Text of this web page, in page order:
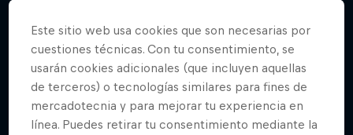
Más contenidos similares
Este sitio web usa cookies que son necesarias por
cuestiones técnicas. Con tu consentimiento, se
usarán cookies adicionales (que incluyen aquellas
de terceros) o tecnologías similares para fines de
mercadotecnia y para mejorar tu experiencia en
línea. Puedes retirar tu consentimiento mediante la